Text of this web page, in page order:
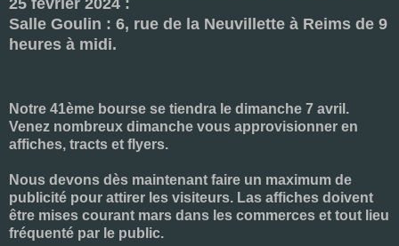
Salle Goulin : 6, rue de la Neuvillette à Reims de 9
heures à midi.
Notre 41ème bourse se tiendra le dimanche 7 avril.
Venez nombreux dimanche vous approvisionner en
affiches, tracts et flyers.
Nous devons dès maintenant faire un maximum de
publicité pour attirer les visiteurs. Las affiches doivent
être mises courant mars dans les commerces et tout lieu
fréquenté par le public.